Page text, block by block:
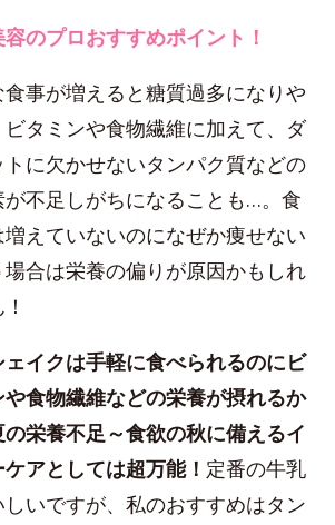
容のプロおすすめポイント！
事が増えると糖質過多になりや
タミンや食物繊維に加えて、ダ
トに欠かせないタンパク質などの
が不足しがちになることも…。食
えていないのになぜか痩せない
場合は栄養の偏りが原因かもしれ
ェイクは手軽に食べられるのにビ
や食物繊維などの栄養が摂れるか
の栄養不足～食欲の秋に備えるイ
アとしては超万能！ 定番の牛乳
しいですが、私のおすすめはタン